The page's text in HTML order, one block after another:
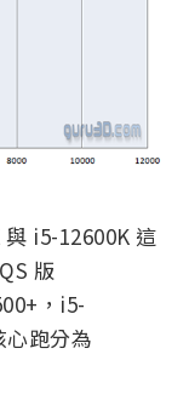
i5-12600K 這
版
，i5-
心跑分為